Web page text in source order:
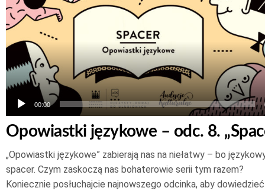
dźwiękowych
00:00
Opowiastki językowe – odc. 8.
„Opowiastki językowe” zabierają nas na niełatwy – bo
spacer. Czym zaskoczą nas bohaterowie serii tym razem?
Koniecznie posłuchajcie najnowszego odcinka, aby